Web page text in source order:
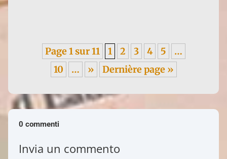
Page 1 sur 11 1 2 3 4 5
…
10
… » Dernière page »
0 commenti
Invia un commento